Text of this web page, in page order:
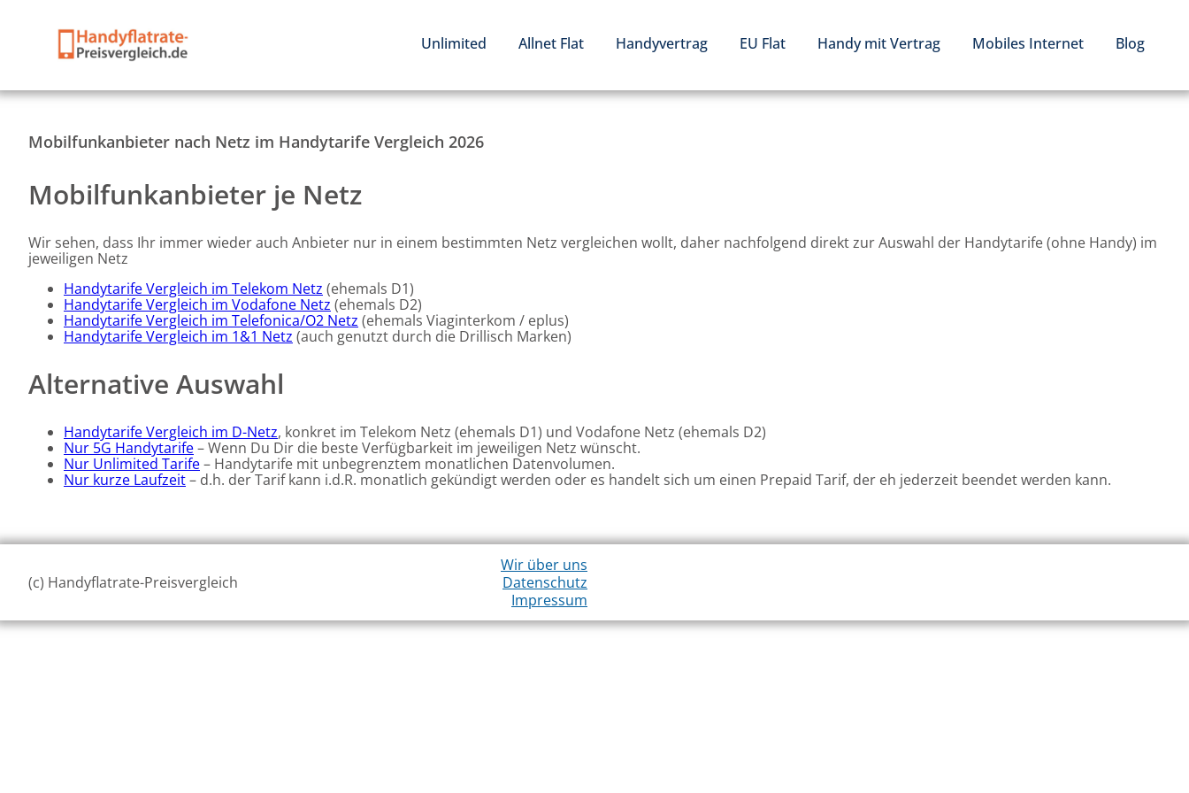
Unlimited Allnet Flat Handyvertrag EU Flat Handy mit Vertrag Mobiles Internet Blog
Mobilfunkanbieter nach Netz im Handytarife Vergleich 2026
Mobilfunkanbieter je Netz
Wir sehen, dass Ihr immer wieder auch Anbieter nur in einem bestimmten Netz vergleichen wollt, daher nachfolgend direkt zur Auswahl der Handytarife (ohne Handy) im
jeweiligen Netz
Handytarife Vergleich im Telekom Netz (ehemals D1)
Handytarife Vergleich im Vodafone Netz (ehemals D2)
Handytarife Vergleich im Telefonica/O2 Netz (ehemals Viaginterkom / eplus)
Handytarife Vergleich im 1&1 Netz (auch genutzt durch die Drillisch Marken)
Alternative Auswahl
Handytarife Vergleich im D-Netz, konkret im Telekom Netz (ehemals D1) und Vodafone Netz (ehemals D2)
Nur 5G Handytarife– Wenn Du Dir die beste Verfügbarkeit im jeweiligen Netz wünscht.
Nur Unlimited Tarife– Handytarife mit unbegrenztem monatlichen Datenvolumen.
Nur kurze Laufzeit– d.h. der Tarif kann i.d.R. monatlich gekündigt werden oder es handelt sich um einen Prepaid Tarif, der eh jederzeit beendet werden kann.
(c) Handyflatrate-Preisvergleich
Wir über uns
Datenschutz
Impressum